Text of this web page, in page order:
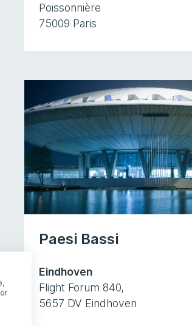
Poissonnière
75009 Paris
Paesi Bassi
Eindhoven
Flight Forum 840,
5657 DV Eindhoven